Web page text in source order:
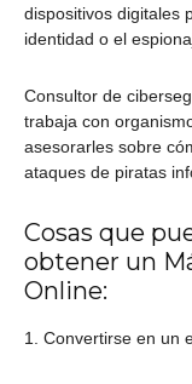
dispositivos digitales
identidad o el
Consultor de
trabaja con
asesorarles sobre
ataques de piratas
Cosas que
obtener un
Online:
1. Convertirse en un